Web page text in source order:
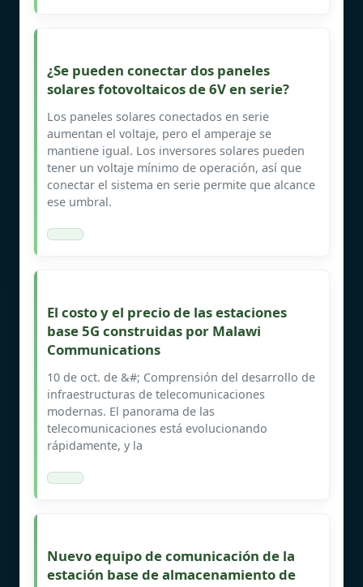
¿Se pueden conectar dos paneles
solares fotovoltaicos de 6V en serie?
Los paneles solares conectados en serie
aumentan el voltaje, pero el amperaje se
mantiene igual. Los inversores solares pueden
tener un voltaje mínimo de operación, así que
conectar el sistema en serie permite que alcance
ese umbral.
El costo y el precio de las estaciones
base 5G construidas por Malawi
Communications
10 de oct. de &#; Comprensión del desarrollo de
infraestructuras de telecomunicaciones
modernas. El panorama de las
telecomunicaciones está evolucionando
rápidamente, y la
Nuevo equipo de comunicación de la
estación base de almacenamiento de